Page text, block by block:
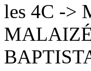
les 4C ->
MALAIZÉ